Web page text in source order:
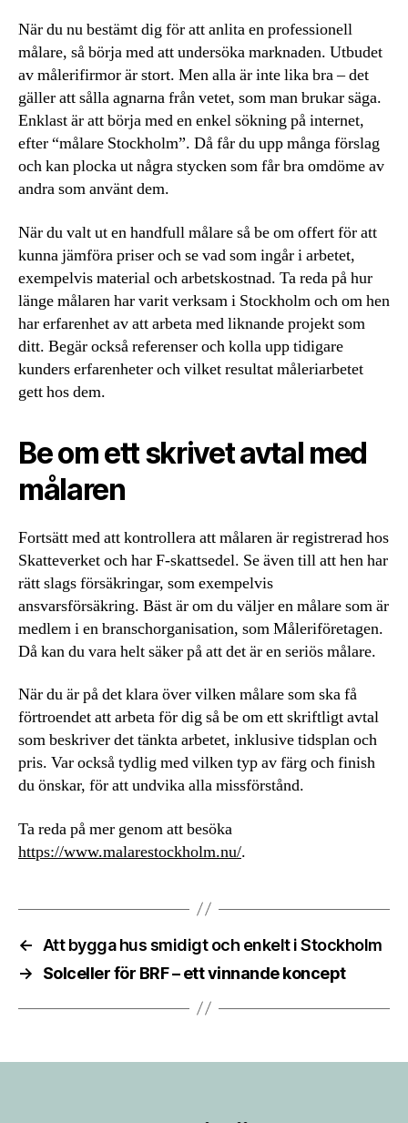
När du nu bestämt dig för att anlita en professionell
målare, så börja med att undersöka marknaden. Utbudet
av målerifirmor är stort. Men alla är inte lika bra – det
gäller att sålla agnarna från vetet, som man brukar säga.
Enklast är att börja med en enkel sökning på internet,
efter “målare Stockholm”. Då får du upp många förslag
och kan plocka ut några stycken som får bra omdöme av
andra som använt dem.
När du valt ut en handfull målare så be om offert för att
kunna jämföra priser och se vad som ingår i arbetet,
exempelvis material och arbetskostnad. Ta reda på hur
länge målaren har varit verksam i Stockholm och om hen
har erfarenhet av att arbeta med liknande projekt som
ditt. Begär också referenser och kolla upp tidigare
kunders erfarenheter och vilket resultat måleriarbetet
gett hos dem.
Be om ett skrivet avtal med
målaren
Fortsätt med att kontrollera att målaren är registrerad hos
Skatteverket och har F-skattsedel. Se även till att hen har
rätt slags försäkringar, som exempelvis
ansvarsförsäkring. Bäst är om du väljer en målare som är
medlem i en branschorganisation, som Måleriföretagen.
Då kan du vara helt säker på att det är en seriös målare.
När du är på det klara över vilken målare som ska få
förtroendet att arbeta för dig så be om ett skriftligt avtal
som beskriver det tänkta arbetet, inklusive tidsplan och
pris. Var också tydlig med vilken typ av färg och finish
du önskar, för att undvika alla missförstånd.
Ta reda på mer genom att besöka
https://www.malarestockholm.nu/.
← Att bygga hus smidigt och enkelt i Stockholm
→
Solceller för BRF – ett vinnande koncept